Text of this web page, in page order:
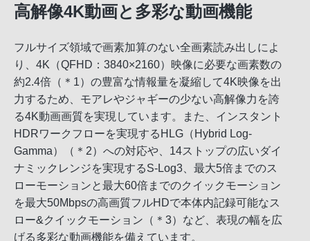
高解像4K動画と多彩な動画機能
フルサイズ領域で画素加算のない全画素読み出しによ
り、4K（QFHD：3840×2160）映像に必要な画素数の
約2.4倍（＊1）の豊富な情報量を凝縮して4K映像を出
力するため、モアレやジャギーの少ない高解像力を誇
る4K動画画質を実現しています。また、インスタント
HDRワークフローを実現するHLG（Hybrid Log-
Gamma）（＊2）への対応や、14ストップの広いダイ
ナミックレンジを実現するS-Log3、最大5倍までのス
ローモーションと最大60倍までのクイックモーション
を最大50Mbpsの高画質フルHDで本体内記録可能なス
ロー&クイックモーション（＊3）など、表現の幅を広
げる多彩な動画機能を備えています。